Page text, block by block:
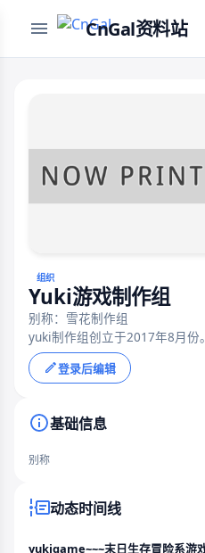
CnGal资料站
组织
Yuki游戏制作组
别称：雪花制作组
yuki制作组创立于2017年8月份。
登录后编辑
动态时间线
基础信息
别称